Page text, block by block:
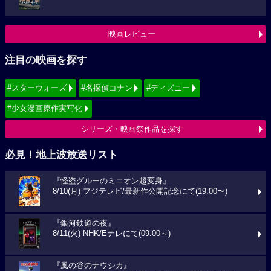
映画レビュー
注目の映画を探す
#スターウォーズ #名探偵コナン #ディズニー
#少女漫画原作実写化
シリーズ・映画祭作品を探す
必見！地上波放送リスト
『怪盗グルーのミニオン超変身』
8/10(月) フジテレビ/最新作公開記念にて(19:00〜)
『銀河鉄道の夜』
8/11(火) NHK/Eテレにて(09:00～)
『風の谷のナウシカ』